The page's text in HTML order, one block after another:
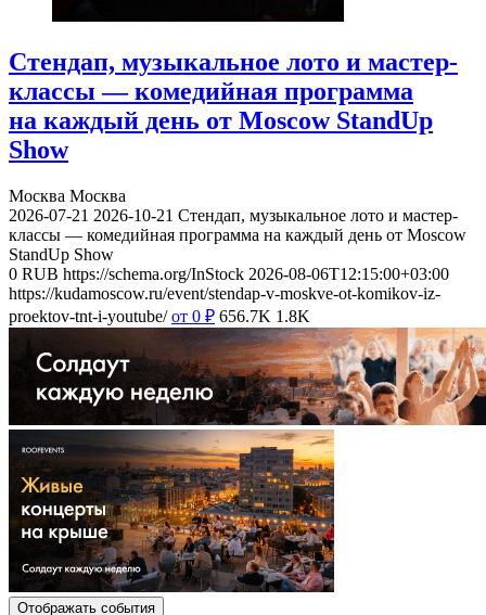
Стендап, музыкальное лото и мастер-
классы — комедийная программа
на каждый день от Moscow StandUp
Show
Москва Москва
2026-07-21 2026-10-21 Стендап, музыкальное лото и мастер-
классы — комедийная программа на каждый день от Moscow
StandUp Show
0 RUB https://schema.org/InStock 2026-08-06T12:15:00+03:00
https://kudamoscow.ru/event/stendap-v-moskve-ot-komikov-iz-
proektov-tnt-i-youtube/ от 0 ₽ 656.7K 1.8K
Отображать события